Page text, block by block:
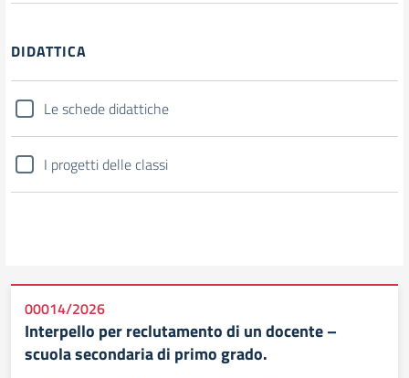
DIDATTICA
Le schede didattiche
I progetti delle classi
00014/2026
Interpello per reclutamento di un docente –
scuola secondaria di primo grado.